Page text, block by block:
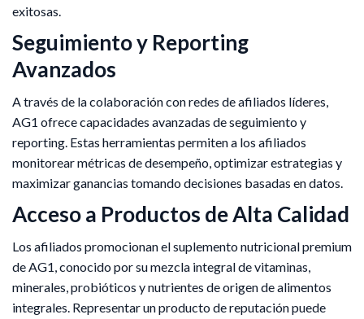
exitosas. ​
Seguimiento y Reporting
Avanzados
A través de la colaboración con redes de afiliados líderes,
AG1 ofrece capacidades avanzadas de seguimiento y
reporting. Estas herramientas permiten a los afiliados
monitorear métricas de desempeño, optimizar estrategias y
maximizar ganancias tomando decisiones basadas en datos. ​
Acceso a Productos de Alta Calidad
Los afiliados promocionan el suplemento nutricional premium
de AG1, conocido por su mezcla integral de vitaminas,
minerales, probióticos y nutrientes de origen de alimentos
integrales. Representar un producto de reputación puede